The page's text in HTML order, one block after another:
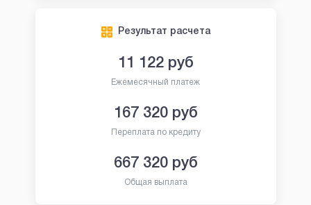
Результат расчета
11 122руб
Ежемесячный платеж
167 320руб
Переплата по кредиту
667 320руб
Общая выплата